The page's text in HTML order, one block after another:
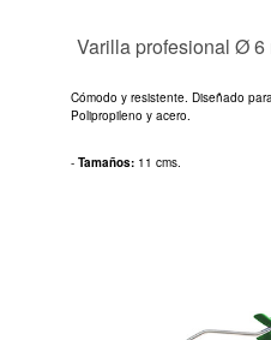
Varilla profesional Ø 6
Cómodo y resistente. Diseñado
Polipropileno y acero.
- Tamaños: 11 cms.